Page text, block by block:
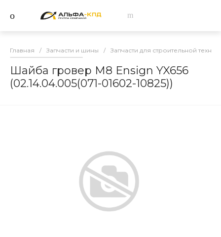
Главная / Запчасти и шины / Запчасти для строительной
Шайба гровер М8 Ensign YX656
(02.14.04.005(071-01602-10825))